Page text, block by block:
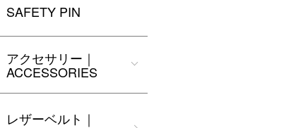
SAFETY PIN
アクセサリー｜
ACCESSORIES
レザーベルト｜